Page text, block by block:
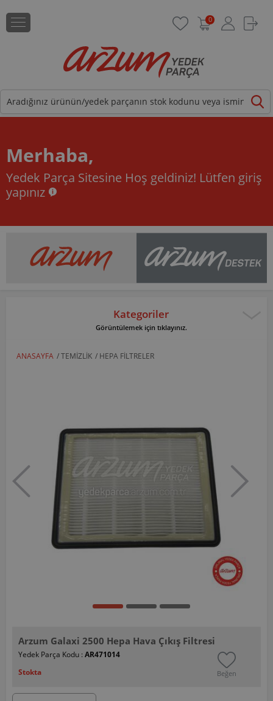
0
Merhaba,
Yedek Parça Sitesine Hoş geldiniz! Lütfen giriş
yapınız
Kategoriler
Görüntülemek için tıklayınız.
ANASAYFA /TEMIZLIK / HEPA FILTRELER
Arzum Galaxi 2500 Hepa Hava Çıkış Filtresi
Yedek Parça Kodu : AR471014
Stokta
Beğen